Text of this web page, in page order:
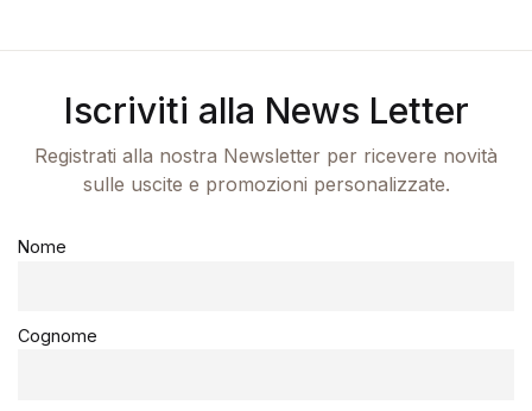
Iscriviti alla News Letter
Registrati alla nostra Newsletter per ricevere novità
sulle uscite e promozioni personalizzate.
Nome
Cognome